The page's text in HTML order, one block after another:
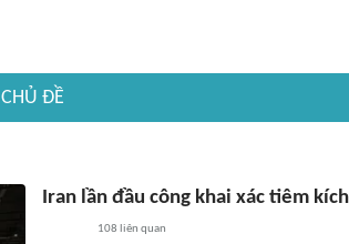
CHỦ ĐỀ
Iran lần đầu công khai xác tiêm
108 liên quan